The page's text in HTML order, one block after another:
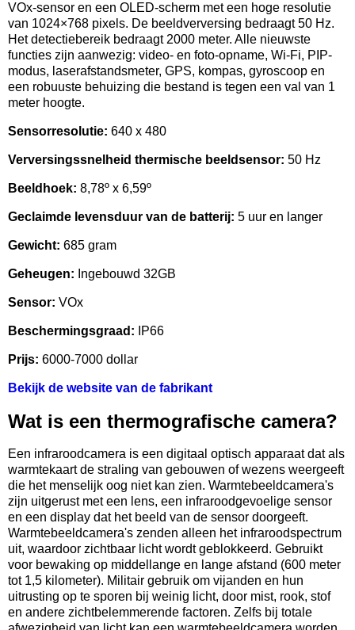
VOx-sensor en een OLED-scherm met een hoge resolutie
van 1024×768 pixels. De beeldverversing bedraagt 50 Hz.
Het detectiebereik bedraagt 2000 meter. Alle nieuwste
functies zijn aanwezig: video- en foto-opname, Wi-Fi, PIP-
modus, laserafstandsmeter, GPS, kompas, gyroscoop en
een robuuste behuizing die bestand is tegen een val van 1
meter hoogte.
Sensorresolutie: 640 x 480
Verversingssnelheid thermische beeldsensor: 50 Hz
Beeldhoek: 8,78º x 6,59º
Geclaimde levensduur van de batterij: 5 uur en langer
Gewicht: 685 gram
Geheugen: Ingebouwd 32GB
Sensor: VOx
Beschermingsgraad: IP66
Prijs: 6000-7000 dollar
Bekijk de website van de fabrikant
Wat is een thermografische camera?
Een infraroodcamera is een digitaal optisch apparaat dat als
warmtekaart de straling van gebouwen of wezens weergeeft
die het menselijk oog niet kan zien. Warmtebeeldcamera's
zijn uitgerust met een lens, een infraroodgevoelige sensor
en een display dat het beeld van de sensor doorgeeft.
Warmtebeeldcamera's zenden alleen het infraroodspectrum
uit, waardoor zichtbaar licht wordt geblokkeerd. Gebruikt
voor bewaking op middellange en lange afstand (600 meter
tot 1,5 kilometer). Militair gebruik om vijanden en hun
uitrusting op te sporen bij weinig licht, door mist, rook, stof
en andere zichtbelemmerende factoren. Zelfs bij totale